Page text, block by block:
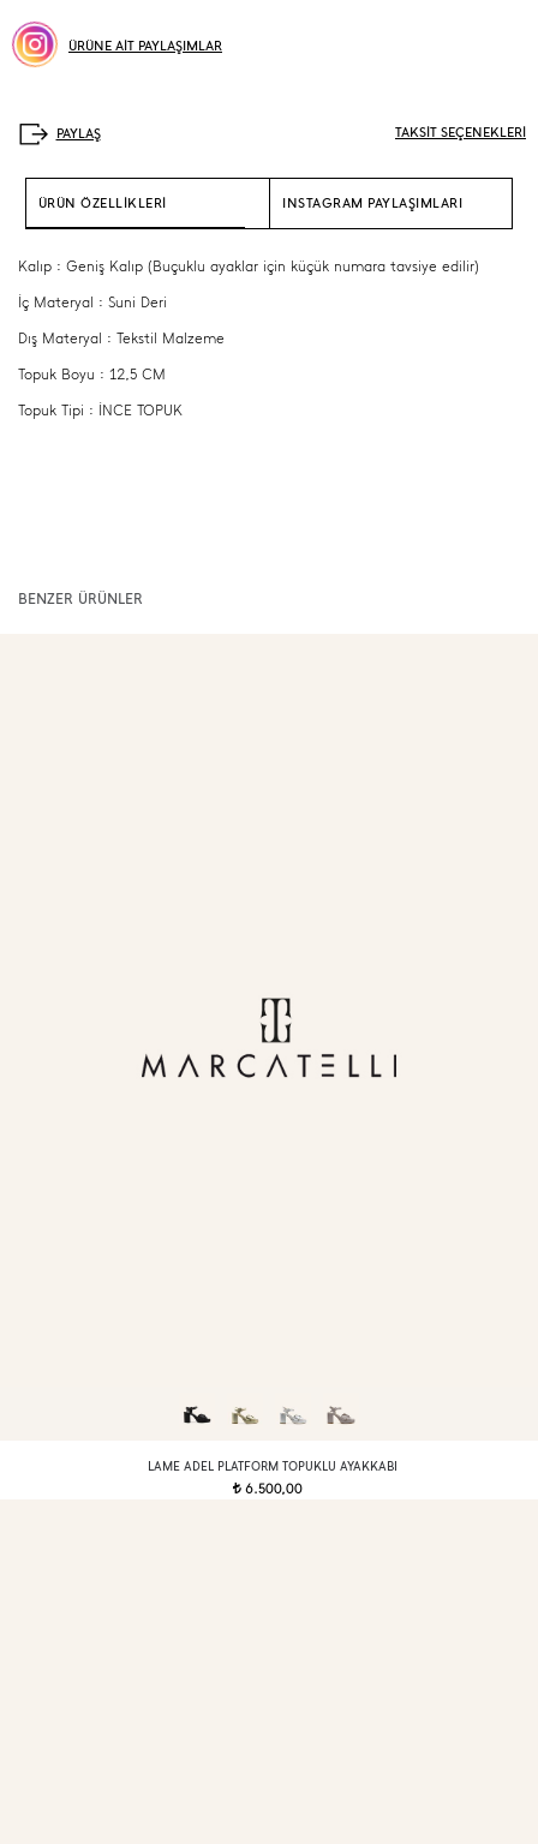
ÜRÜNE AİT PAYLAŞIMLAR
TAKSİT SEÇENEKLERİ
ÜRÜN ÖZELLİKLERİ INSTAGRAM PAYLAŞIMLARI
Kalıp : Geniş Kalıp (Buçuklu ayaklar için küçük numara tavsiye edilir)
İç Materyal : Suni Deri
Dış Materyal : Tekstil Malzeme
Topuk Boyu : 12,5 CM
Topuk Tipi : İNCE TOPUK
BENZER ÜRÜNLER
LAME ADEL PLATFORM TOPUKLU AYAKKABI
t 6.500,00